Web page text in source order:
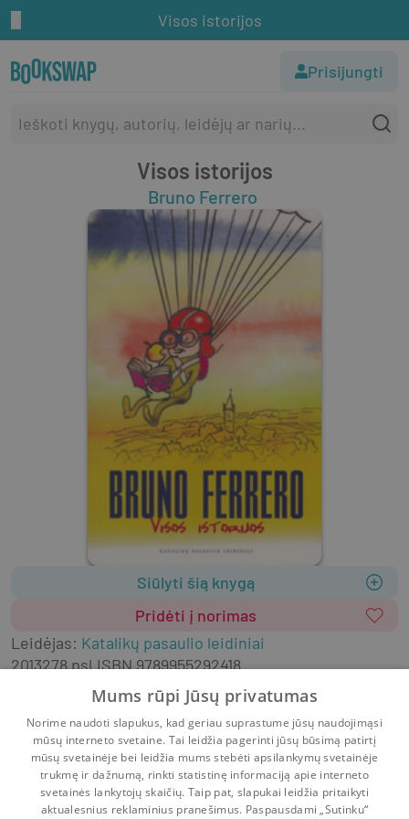
Visos istorijos
Prisijungti
Visos istorijos
Bruno Ferrero
Siūlyti šią knygą
Pridėti į norimas
Leidėjas: Katalikų pasaulio leidiniai
2013278 psl.ISBN9789955292418
Minkštas
Lietuvių k.
Literatūra vaikams
Literatūra vaikams ir paaugliams
Pažintinė literatūra vaikams
Religija vaikams
Mums rūpi Jūsų privatumas
Norime naudoti slapukus, kad geriau suprastume jūsų naudojimąsi
mūsų interneto svetaine. Tai leidžia pagerinti jūsų būsimą patirtį
mūsų svetainėje bei leidžia mums stebėti apsilankymų svetainėje
trukmę ir dažnumą, rinkti statistinę informaciją apie interneto
svetainės lankytojų skaičių. Taip pat, slapukai leidžia pritaikyti
aktualesnius reklaminius pranešimus. Paspausdami „Sutinku“